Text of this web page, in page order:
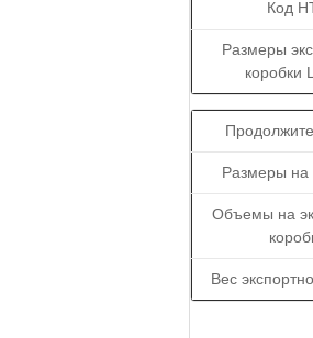
Код
Размеры
коробки
Размеры на
Объемы на
Вес